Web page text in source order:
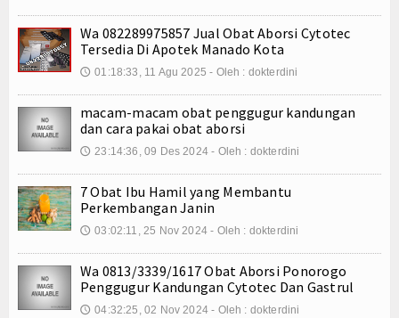
Teknologi
Koleksi Video
Album Foto
E-Learning
Agenda
Data Alumni
Lainnya
Wa 082289975857 Jual Obat Aborsi Cytotec
Tersedia Di Apotek Manado Kota
🕔 01:18:33, 11 Agu 2025 - Oleh : dokterdini
macam-macam obat penggugur kandungan
dan cara pakai obat aborsi
🕔 23:14:36, 09 Des 2024 - Oleh : dokterdini
7 Obat Ibu Hamil yang Membantu
Perkembangan Janin
🕔 03:02:11, 25 Nov 2024 - Oleh : dokterdini
Wa 0813/3339/1617 Obat Aborsi Ponorogo
Penggugur Kandungan Cytotec Dan Gastrul
🕔 04:32:25, 02 Nov 2024 - Oleh : dokterdini